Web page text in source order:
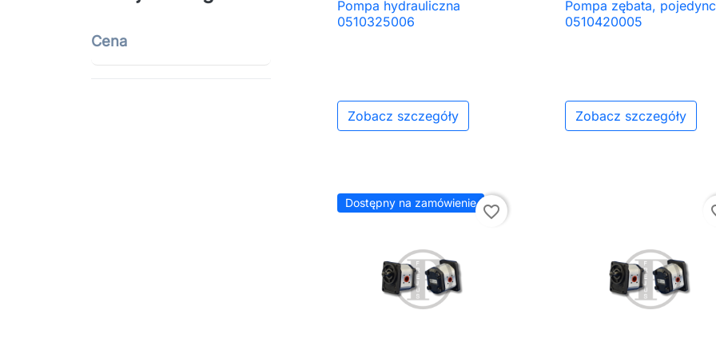
Cena
 Szybki podgląd
Pompa hydrauliczna
0510325006
Zobacz szczegóły
 Szybki podgląd
Pompa zębata,
0510420005
Zobacz szczegóły
Dostępny na zamówienie favorite_border